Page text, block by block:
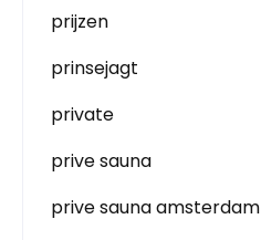
prijzen
prinsejagt
private
prive sauna
prive sauna amsterdam